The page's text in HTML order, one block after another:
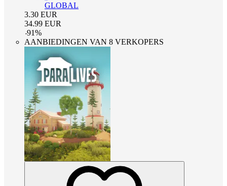
GLOBAL
3.30 EUR
34.99 EUR
-91%
AANBIEDINGEN VAN 8 VERKOPERS